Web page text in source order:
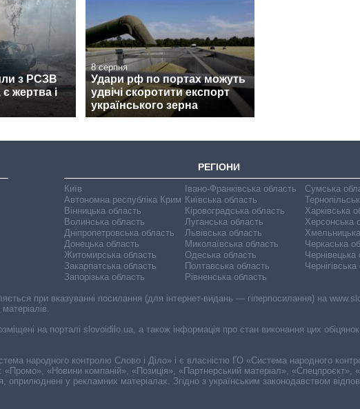
з РСЗВ
жертва і
8 серпня
Удари рф по портах можуть
удвічі скоротити експорт
українського зерна
РЕГІОНИ
Київ
Автономна республіка Крим
Вінницька область
Волинська область
Дніпропетровська область
Донецька область
Житомирська область
Закарпатська область
Запорізька область
Івано-Франківська область
Київська область
Кіровоградська область
Луганська область
Львівська область
Миколаївська область
Одеська область
Полтавська область
Рівненська область
Сумська
Харківська
Херсонська
Черкаська
Чернівецька
при вказуванні посилання (для інтернет-видань — гіперпосилання) на
на порталі slovoidilo.ua, а також інформація про стан виконання цих
народного контролю Слово і Діло» і є власністю ГО «Система народного
«Новини компаній», «Позиція», «Партнерський матеріал», «Спецпроєкт»,
оприлюднені у рекламних матеріалах. Згідно з українським законодавством